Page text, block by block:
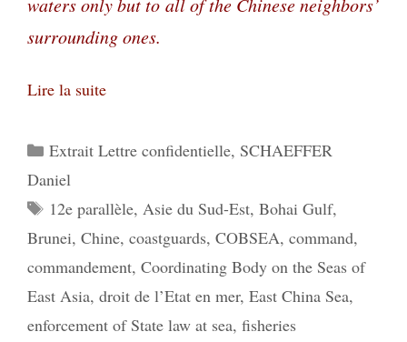
surrounding ones.
Lire la suite
Catégories
Extrait Lettre confidentielle, SCHAEFFER
Daniel
Étiquettes
12e parallèle, Asie du Sud-Est, Bohai Gulf,
Brunei, Chine, coastguards, COBSEA, command,
commandement, Coordinating Body on the Seas of
East Asia, droit de l’Etat en mer, East China Sea,
enforcement of State law at sea, fisheries